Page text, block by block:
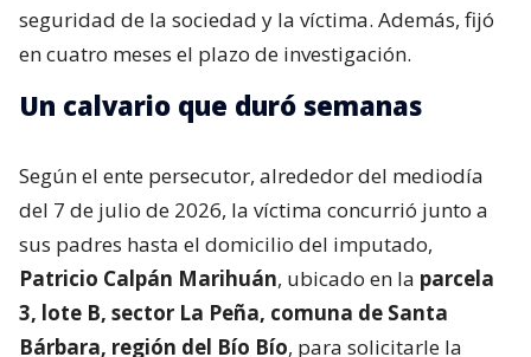
seguridad de la sociedad y la víctima. Además, fijó
en cuatro meses el plazo de investigación.
Un calvario que duró semanas
Según el ente persecutor, alrededor del mediodía
del 7 de julio de 2026, la víctima concurrió junto a
sus padres hasta el domicilio del imputado,
Patricio Calpán Marihuán, ubicado en la parcela
3, lote B, sector La Peña, comuna de Santa
Bárbara, región del Bío Bío, para solicitarle la